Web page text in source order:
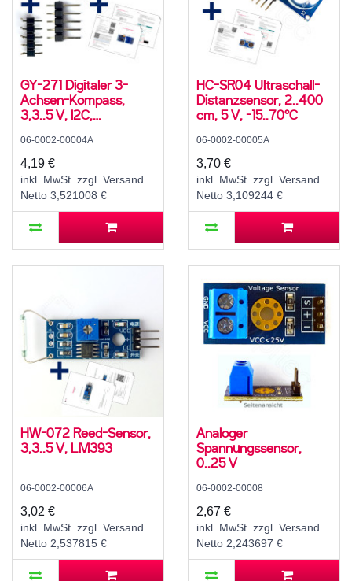
GY-271 Digitaler 3-
Achsen-Kompass,
3,3..5 V, I2C,
06-0002-00004A
4,19 €
inkl. MwSt. zzgl. Versand
Netto 3,521008 €
HC-SR04 Ultraschall-
Distanzsensor, 2..400
cm, 5 V, -15..70°C
06-0002-00005A
3,70 €
inkl. MwSt. zzgl. Versand
Netto 3,109244 €
HW-072 Reed-Sensor,
3,3..5 V, LM393
06-0002-00006A
3,02 €
inkl. MwSt. zzgl. Versand
Netto 2,537815 €
Analoger
Spannungssensor,
0..25 V
06-0002-00008
2,67 €
inkl. MwSt. zzgl. Versand
Netto 2,243697 €